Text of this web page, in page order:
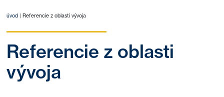
úvod | Referencie z oblasti vývoja
Referencie z oblasti
vývoja